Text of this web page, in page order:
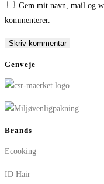
comment
comment
(optional)
Gem mit navn, mail og
kommenterer.
Genveje
Brands
Ecooking
ID Hair